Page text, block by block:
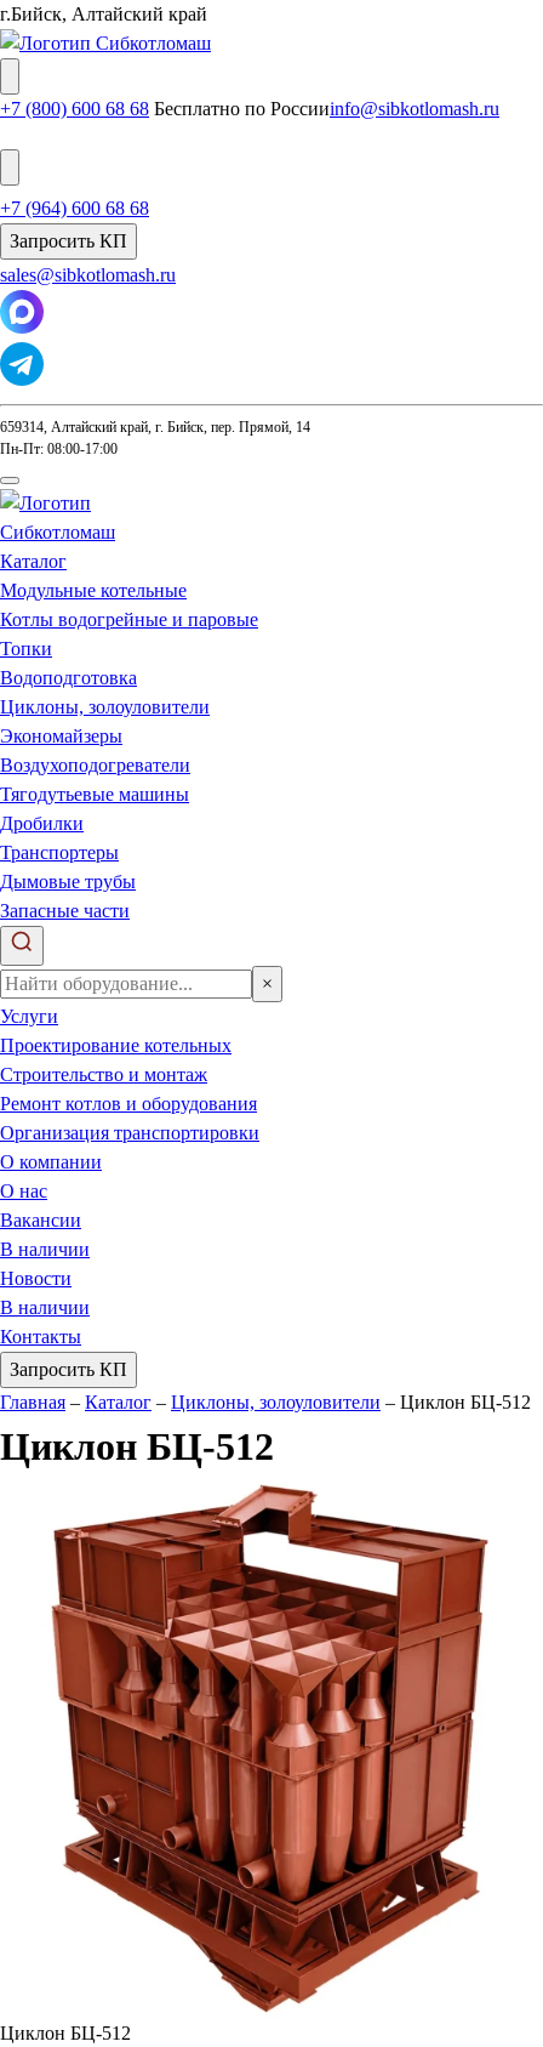
г.Бийск, Алтайский край
+7 (800) 600 68 68 Бесплатно по Россииinfo@sibkotlomash.ru
+7 (964) 600 68 68
Запросить КП
sales@sibkotlomash.ru
659314, Алтайский край, г. Бийск, пер. Прямой, 14
Пн-Пт: 08:00-17:00
Каталог
Модульные котельные
Котлы водогрейные и паровые
Топки
Водоподготовка
Циклоны, золоуловители
Экономайзеры
Воздухоподогреватели
Тягодутьевые машины
Дробилки
Транспортеры
Дымовые трубы
Запасные части
×
Услуги
Проектирование котельных
Строительство и монтаж
Ремонт котлов и оборудования
Организация транспортировки
О компании
О нас
Вакансии
В наличии
Новости
В наличии
Контакты
Запросить КП
Главная – Каталог – Циклоны, золоуловители – Циклон БЦ-512
Циклон БЦ-512
Циклон БЦ-512